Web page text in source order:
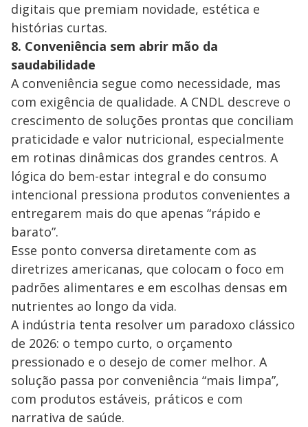
digitais que premiam novidade, estética e
histórias curtas.
8. Conveniência sem abrir mão da
saudabilidade
A conveniência segue como necessidade, mas
com exigência de qualidade. A CNDL descreve o
crescimento de soluções prontas que conciliam
praticidade e valor nutricional, especialmente
em rotinas dinâmicas dos grandes centros. A
lógica do bem-estar integral e do consumo
intencional pressiona produtos convenientes a
entregarem mais do que apenas “rápido e
barato”.
Esse ponto conversa diretamente com as
diretrizes americanas, que colocam o foco em
padrões alimentares e em escolhas densas em
nutrientes ao longo da vida.
A indústria tenta resolver um paradoxo clássico
de 2026: o tempo curto, o orçamento
pressionado e o desejo de comer melhor. A
solução passa por conveniência “mais limpa”,
com produtos estáveis, práticos e com
narrativa de saúde.